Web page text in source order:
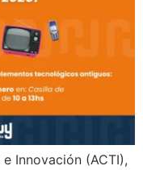
Innovación (ACTI),